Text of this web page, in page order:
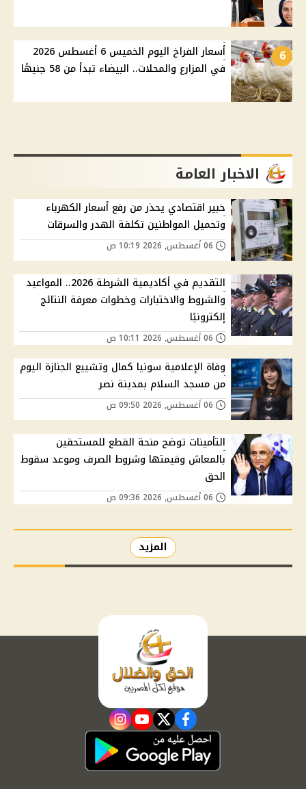
6
أسعار الفراخ اليوم الخميس 6 أغسطس 2026
في المزارع والمحلات.. البيضاء تبدأ من 58 جنيهًا
الاخبار العامة
خبير اقتصادي يحذر من رفع أسعار الكهرباء
وتحميل المواطنين تكلفة الهدر والسرقات
التقديم في أكاديمية الشرطة 2026.. المواعيد
والشروط والاختبارات وخطوات معرفة النتائج
إلكترونيًا
وفاة الإعلامية سونيا كمال وتشييع الجنازة اليوم
من مسجد السلام بمدينة نصر
التأمينات توضح منحة القطع للمستحقين
بالمعاش وقيمتها وشروط الصرف وموعد سقوط
الحق
المزيد
facebook
twitter
youtube
instagram